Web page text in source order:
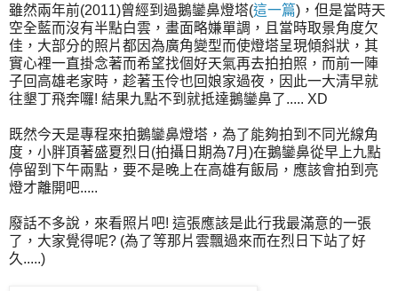
雖然兩年前(2011)曾經到過鵝鑾鼻燈塔(這一篇)，但是當時天
空全藍而沒有半點白雲，畫面略嫌單調，且當時取景角度欠
佳，大部分的照片都因為廣角變型而使燈塔呈現傾斜狀，其
實心裡一直掛念著而希望找個好天氣再去拍拍照，而前一陣
子回高雄老家時，趁著玉伶也回娘家過夜，因此一大清早就
往墾丁飛奔囉! 結果九點不到就抵達鵝鑾鼻了..... XD
既然今天是專程來拍鵝鑾鼻燈塔，為了能夠拍到不同光線角
度，小胖頂著盛夏烈日(拍攝日期為7月)在鵝鑾鼻從早上九點
停留到下午兩點，要不是晚上在高雄有飯局，應該會拍到亮
燈才離開吧.....
廢話不多說，來看照片吧! 這張應該是此行我最滿意的一張
了，大家覺得呢? (為了等那片雲飄過來而在烈日下站了好
久.....)